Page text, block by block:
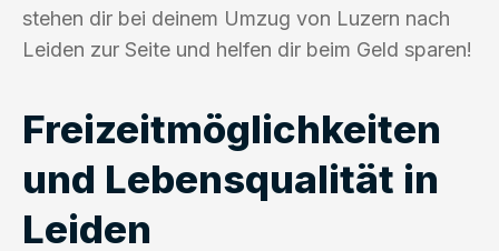
stehen dir bei deinem Umzug von Luzern nach
Leiden zur Seite und helfen dir beim Geld sparen!
Freizeitmöglichkeiten
und Lebensqualität in
Leiden